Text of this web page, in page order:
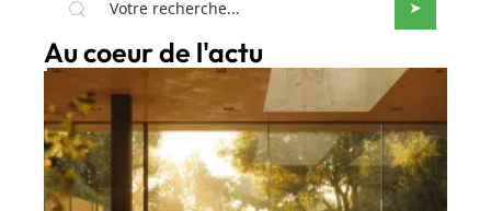
Au coeur de l'actu